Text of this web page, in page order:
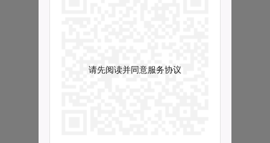
请先阅读并同意服务协议